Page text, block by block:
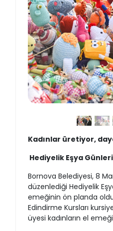
Kadınlar üretiyor,
Hediyelik Eşya
Bornova Belediyesi, 8
düzenlediği Hediyelik
emeğinin ön planda
Edindirme Kursları
üyesi kadınların el